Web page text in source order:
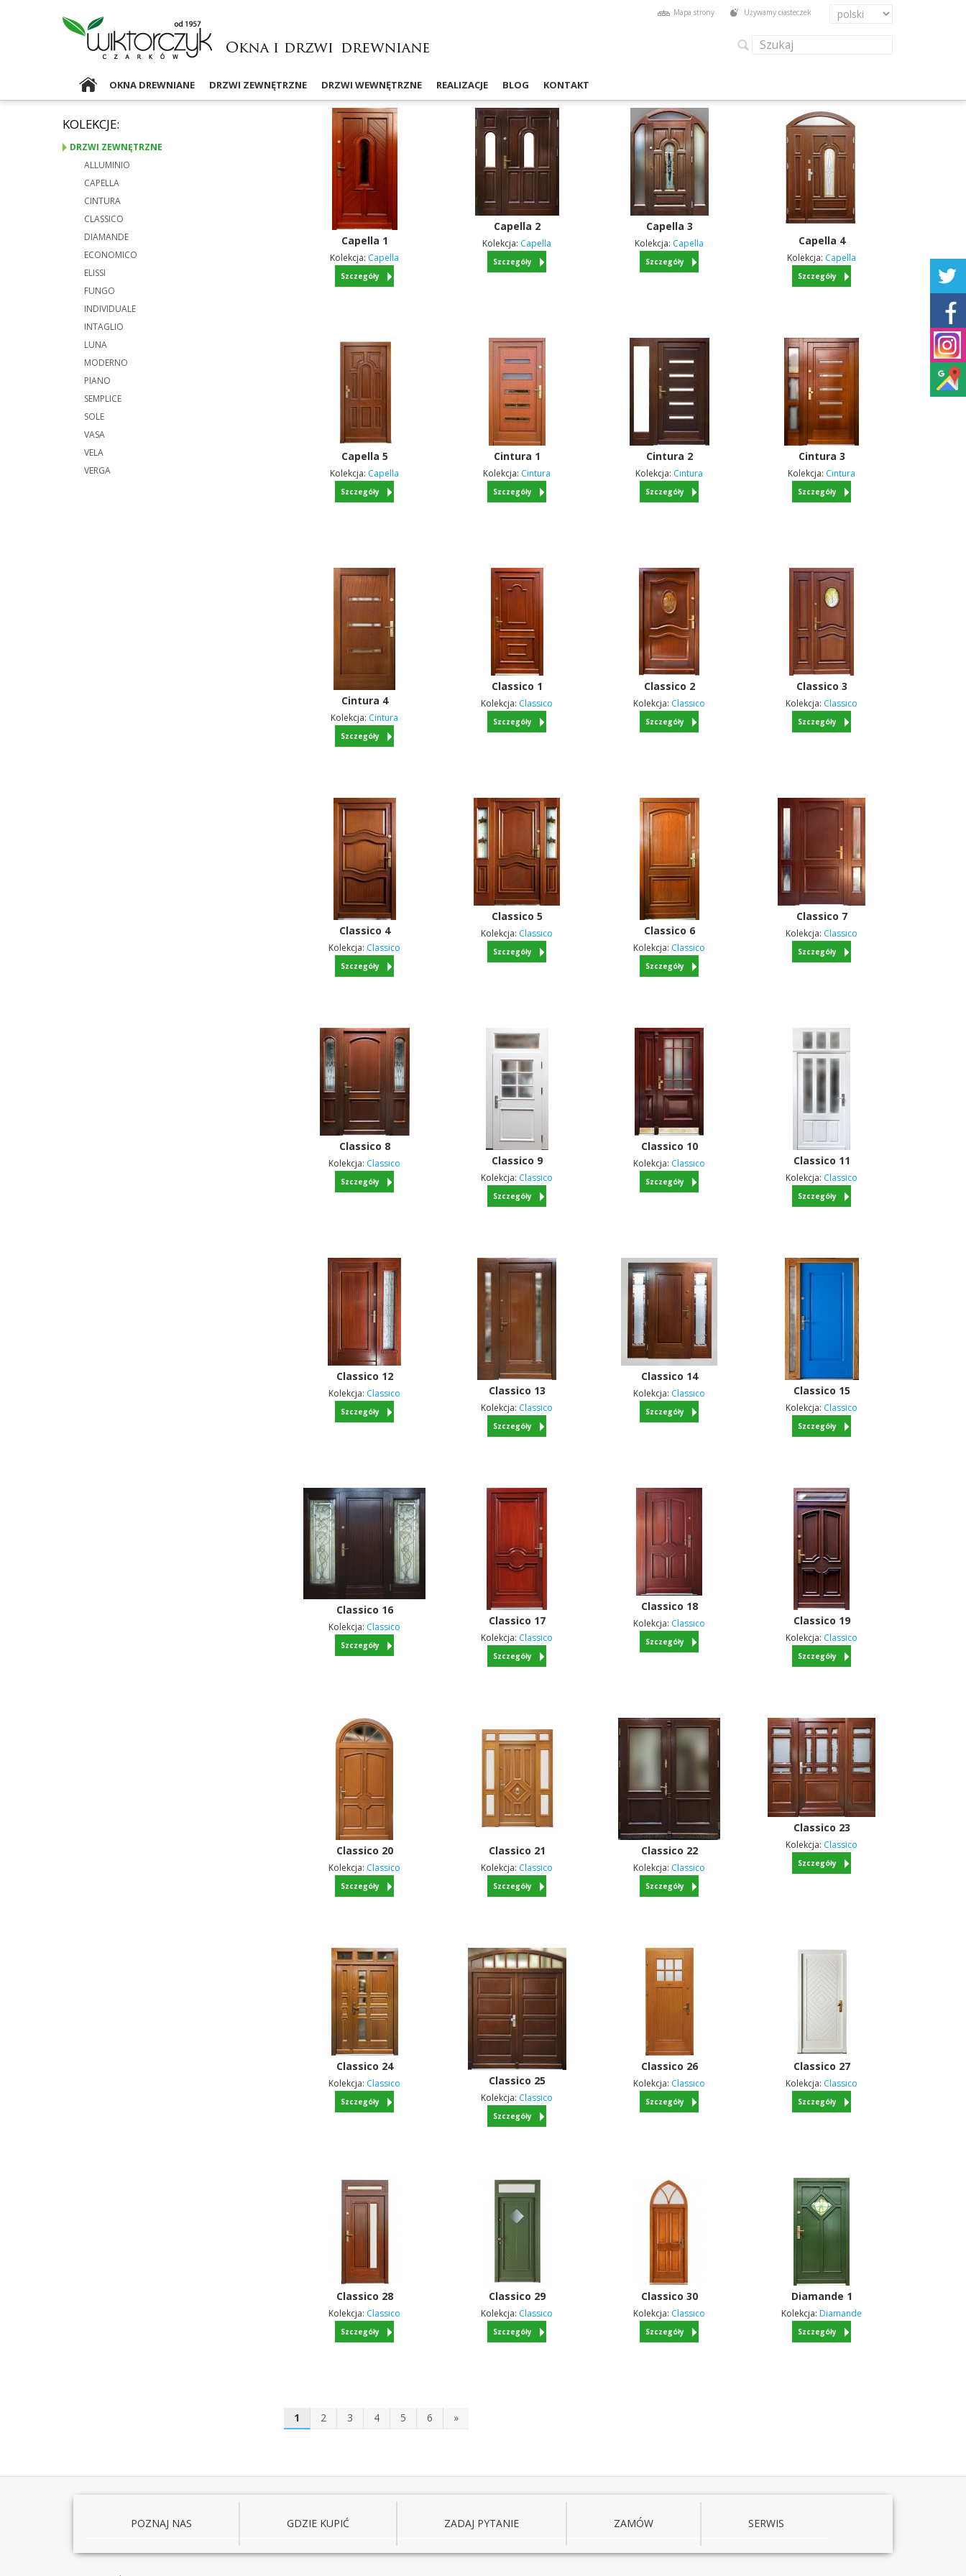
Używamy ciasteczek
Mapa strony
OKNA DREWNIANE DRZWI ZEWNĘTRZNE DRZWI WEWNĘTRZNE REALIZACJE BLOG KONTAKT
KOLEKCJE:
DRZWI ZEWNĘTRZNE
ALLUMINIO
CAPELLA
CINTURA
CLASSICO
DIAMANDE
ECONOMICO
ELISSI
FUNGO
INDIVIDUALE
INTAGLIO
LUNA
MODERNO
PIANO
SEMPLICE
SOLE
VASA
VELA
VERGA
Capella 1
Kolekcja: Capella
Szczegóły
Capella 2
Kolekcja: Capella
Szczegóły
Capella 3
Kolekcja: Capella
Szczegóły
Capella 4
Kolekcja: Capella
Szczegóły
Capella 5
Kolekcja: Capella
Szczegóły
Cintura 1
Kolekcja: Cintura
Szczegóły
Cintura 2
Kolekcja: Cintura
Szczegóły
Cintura 3
Kolekcja: Cintura
Szczegóły
Cintura 4
Kolekcja: Cintura
Szczegóły
Classico 1
Kolekcja: Classico
Szczegóły
Classico 2
Kolekcja: Classico
Szczegóły
Classico 3
Kolekcja: Classico
Szczegóły
Classico 4
Kolekcja: Classico
Szczegóły
Classico 5
Kolekcja: Classico
Szczegóły
Classico 6
Kolekcja: Classico
Szczegóły
Classico 7
Kolekcja: Classico
Szczegóły
Classico 8
Kolekcja: Classico
Szczegóły
Classico 9
Kolekcja: Classico
Szczegóły
Classico 10
Kolekcja: Classico
Szczegóły
Classico 11
Kolekcja: Classico
Szczegóły
Classico 12
Kolekcja: Classico
Szczegóły
Classico 13
Kolekcja: Classico
Szczegóły
Classico 14
Kolekcja: Classico
Szczegóły
Classico 15
Kolekcja: Classico
Szczegóły
Classico 16
Kolekcja: Classico
Szczegóły
Classico 17
Kolekcja: Classico
Szczegóły
Classico 18
Kolekcja: Classico
Szczegóły
Classico 19
Kolekcja: Classico
Szczegóły
Classico 20
Kolekcja: Classico
Szczegóły
Classico 21
Kolekcja: Classico
Szczegóły
Classico 22
Kolekcja: Classico
Szczegóły
Classico 23
Kolekcja: Classico
Szczegóły
Classico 24
Kolekcja: Classico
Szczegóły
Classico 25
Kolekcja: Classico
Szczegóły
Classico 26
Kolekcja: Classico
Szczegóły
Classico 27
Kolekcja: Classico
Szczegóły
Classico 28
Kolekcja: Classico
Szczegóły
Classico 29
Kolekcja: Classico
Szczegóły
Classico 30
Kolekcja: Classico
Szczegóły
Diamande 1
Kolekcja: Diamande
Szczegóły
1 2 3 4 5 6 »
POZNAJ NAS GDZIE KUPIĆ ZADAJ PYTANIE ZAMÓW SERWIS